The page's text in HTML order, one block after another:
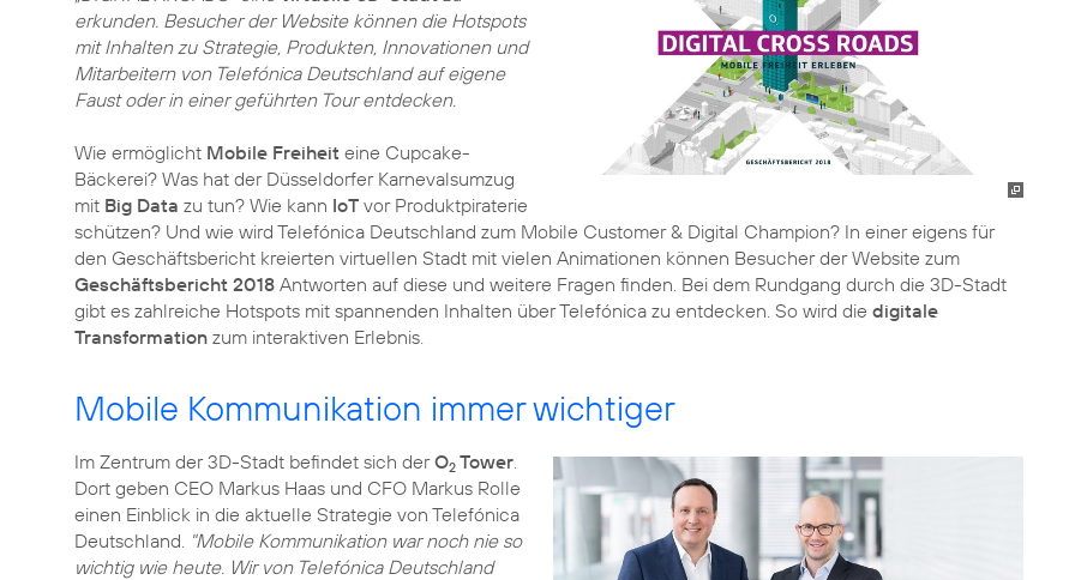
erkunden. Besucher der Website können die Hotspots
mit Inhalten zu Strategie, Produkten, Innovationen und
Mitarbeitern von Telefónica Deutschland auf eigene
Faust oder in einer geführten Tour entdecken.
Wie ermöglicht Mobile Freiheit eine Cupcake-
Bäckerei? Was hat der Düsseldorfer Karnevalsumzug
mit Big Data zu tun? Wie kann IoT vor Produktpiraterie
schützen? Und wie wird Telefónica Deutschland zum Mobile Customer & Digital Champion? In einer eigens für
den Geschäftsbericht kreierten virtuellen Stadt mit vielen Animationen können Besucher der Website zum
Geschäftsbericht 2018 Antworten auf diese und weitere Fragen finden. Bei dem Rundgang durch die 3D-Stadt
gibt es zahlreiche Hotspots mit spannenden Inhalten über Telefónica zu entdecken. So wird die digitale
Transformation zum interaktiven Erlebnis.
Mobile Kommunikation immer wichtiger
Im Zentrum der 3D-Stadt befindet sich derO2 Tower.
Dort geben CEO Markus Haas und CFO Markus Rolle
einen Einblick in die aktuelle Strategie von Telefónica
Deutschland. "Mobile Kommunikation war noch nie so
wichtig wie heute. Wir von Telefónica Deutschland